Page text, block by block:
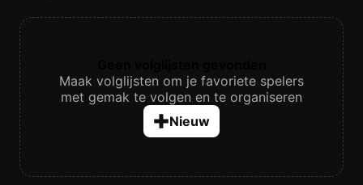
Maak volglijsten om je favoriete spelers
met gemak te volgen en te organiseren
Nieuw